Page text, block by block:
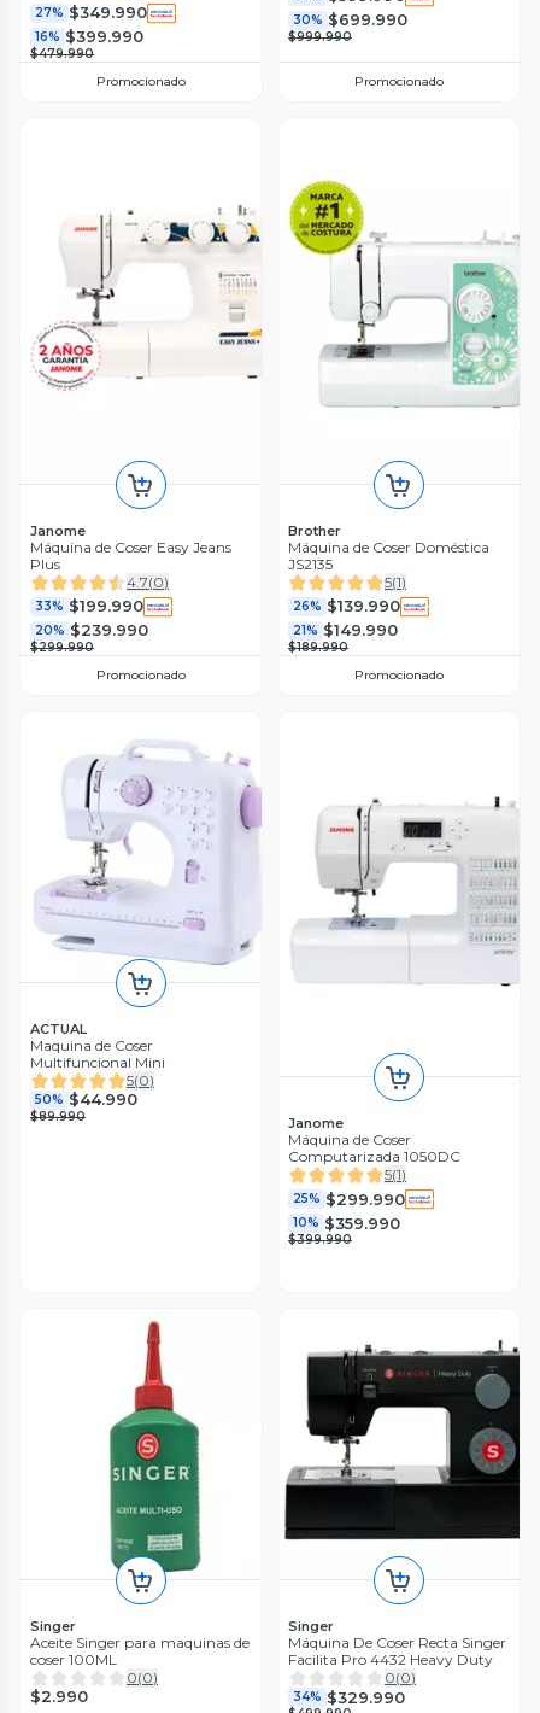
27% $349.990
16% $399.990
$479.990
Promocionado
30% $699.990
$999.990
Promocionado
Janome
Máquina de Coser Easy Jeans
Plus
4.7(0)
33% $199.990
20% $239.990
$299.990
Promocionado
Brother
Máquina de Coser Doméstica
JS2135
5(1)
26% $139.990
21% $149.990
$189.990
Promocionado
ACTUAL
Maquina de Coser
Multifuncional Mini
5(0)
50% $44.990
$89.990 Janome
Máquina de Coser
Computarizada 1050DC
5(1)
25% $299.990
10% $359.990
$399.990
Singer
Aceite Singer para maquinas de
coser 100ML
0(0)
$2.990
Singer
Máquina De Coser Recta Singer
Facilita Pro 4432 Heavy Duty
0(0)
34% $329.990